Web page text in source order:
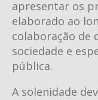
apresentar os
elaborado ao
colaboração de
sociedade e
pública.
A solenidade